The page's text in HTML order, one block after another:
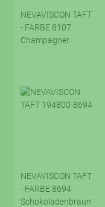
NEVAVISCON TAFT
- FARBE 8107
Champagner
NEVAVISCON TAFT
- FARBE 8694
Schokoladenbraun